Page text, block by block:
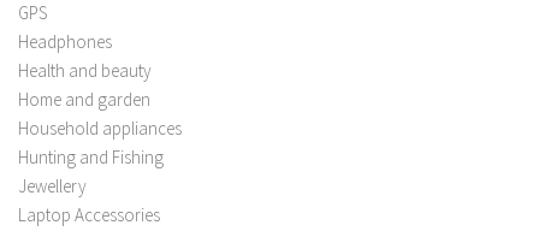
GPS
Headphones
Health and beauty
Home and garden
Household appliances
Hunting and Fishing
Jewellery
Laptop Accessories